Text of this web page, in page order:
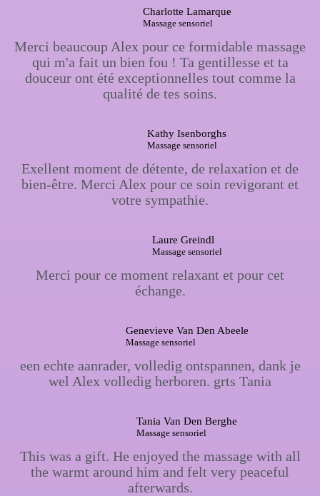
Charlotte Lamarque
Massage sensoriel
Merci beaucoup Alex pour ce formidable massage
qui m'a fait un bien fou ! Ta gentillesse et ta
douceur ont été exceptionnelles tout comme la
qualité de tes soins.
Kathy Isenborghs
Massage sensoriel
Exellent moment de détente, de relaxation et de
bien-être. Merci Alex pour ce soin revigorant et
votre sympathie.
Laure Greindl
Massage sensoriel
Merci pour ce moment relaxant et pour cet
échange.
Genevieve Van Den Abeele
Massage sensoriel
een echte aanrader, volledig ontspannen, dank je
wel Alex volledig herboren. grts Tania
Tania Van Den Berghe
Massage sensoriel
This was a gift. He enjoyed the massage with all
the warmt around him and felt very peaceful
afterwards.